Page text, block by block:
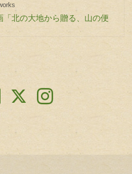
「北の大地から贈る、山の便